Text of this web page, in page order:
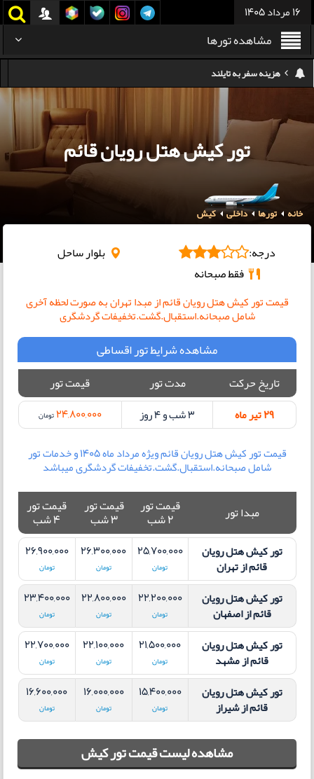
16 مرداد 1405
مشاهده تورها
هزینه سفر به تایلند
کدام هواپیمایی کدام ترمینال مهرآباد؟
استرداد بلیط هواپیما در شرایط جنگی
هزینه تفریحات استانبول ۲۰۲۵
سفر به ارمنستان | دیدنی‌ها و تجربیات جذاب
معرفی بهترین غذاهای محلی و خیابانی دبی
هزینه سفر به گرجستان
تور کیش هتل رویان قائم
خانه تورها داخلی کیش
درجه:
بلوار ساحل
فقط صبحانه
قیمت تور کیش هتل رویان قائم از مبدا تهران به صورت لحظه آخری
شامل صبحانه.استقبال.گشت.تخفیفات گردشگری
مشاهده شرایط تور اقساطی
تاریخ حرکت مدت تور قیمت تور
29 تیر ماه 3 شب و 4 روز 24,800,000تومان
قیمت تور کیش هتل رویان قائم ویژه مرداد ماه 1405 و خدمات تور
شامل صبحانه.استقبال.گشت.تخفیفات گردشگری میباشد
مبدا تور قیمت تور
2 شب
قیمت تور
3 شب
قیمت تور
4 شب
تور کیش هتل رویان
قائماز تهران
25,700,000
تومان
26,300,000
تومان
26,900,000
تومان
تور کیش هتل رویان
قائماز اصفهان
22,200,000
تومان
22,800,000
تومان
23,400,000
تومان
تور کیش هتل رویان
قائماز مشهد
21,500,000
تومان
22,100,000
تومان
22,700,000
تومان
تور کیش هتل رویان
قائماز شیراز
15,400,000
تومان
16,000,000
تومان
16,600,000
تومان
مشاهده لیست قیمت تور کیش